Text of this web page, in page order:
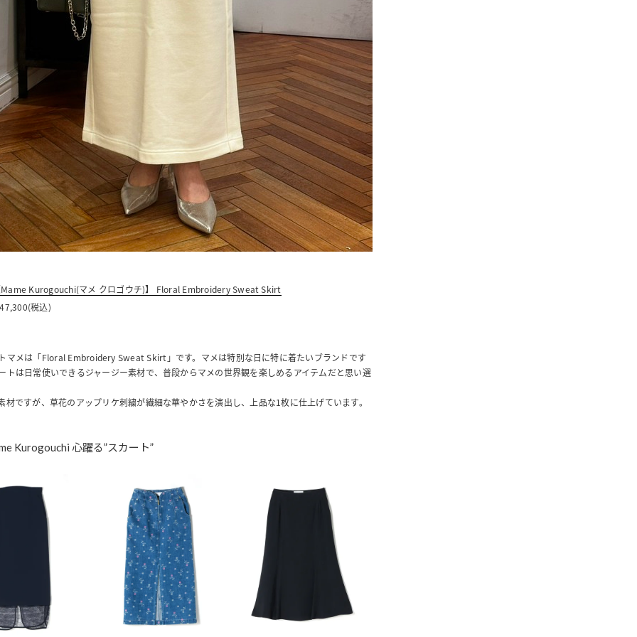
Kurogouchi(マメ クロゴウチ)】 Floral Embroidery Sweat Skirt
税込)
マメは「Floral Embroidery Sweat Skirt」です。マメは特別な日に特に着たいブランドです
トは日常使いできるジャージー素材で、普段からマメの世界観を楽しめるアイテムだと思い選
材ですが、草花のアップリケ刺繍が繊細な華やかさを演出し、上品な1枚に仕上げています。
Kurogouchi 心躍る”スカート”